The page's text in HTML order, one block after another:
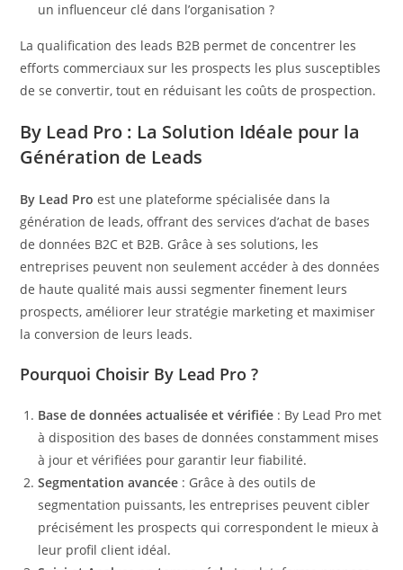
un influenceur clé dans l’organisation ?
La qualification des leads B2B permet de concentrer les
efforts commerciaux sur les prospects les plus susceptibles
de se convertir, tout en réduisant les coûts de prospection.
By Lead Pro : La Solution Idéale pour la
Génération de Leads
By Lead Pro est une plateforme spécialisée dans la
génération de leads, offrant des services d’achat de bases
de données B2C et B2B. Grâce à ses solutions, les
entreprises peuvent non seulement accéder à des données
de haute qualité mais aussi segmenter finement leurs
prospects, améliorer leur stratégie marketing et maximiser
la conversion de leurs leads.
Pourquoi Choisir By Lead Pro ?
Base de données actualisée et vérifiée : By Lead Pro met
à disposition des bases de données constamment mises
à jour et vérifiées pour garantir leur fiabilité.
Segmentation avancée : Grâce à des outils de
segmentation puissants, les entreprises peuvent cibler
précisément les prospects qui correspondent le mieux à
leur profil client idéal.